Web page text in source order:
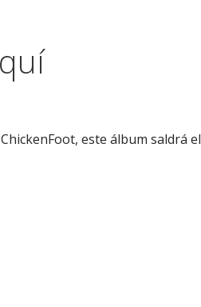
este álbum saldrá el